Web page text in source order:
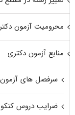
محرومیت آزمون
منابع آزمون دکتری
سرفصل های
ضرایب دروس